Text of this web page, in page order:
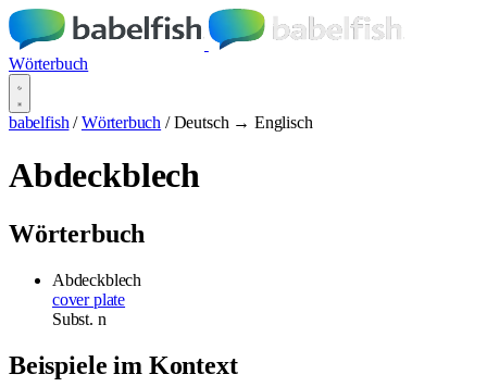
Wörterbuch
babelfish / Wörterbuch / Deutsch → Englisch
Abdeckblech
Wörterbuch
Abdeckblech
cover plate
Subst. n
Beispiele im Kontext